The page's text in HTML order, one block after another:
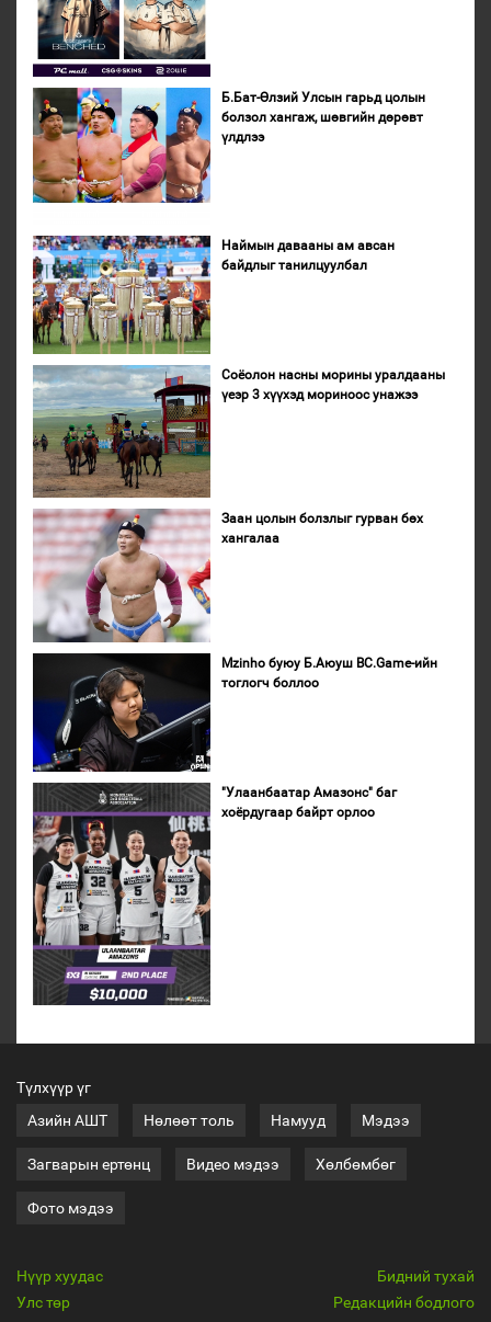
Б.Бат-Өлзий Улсын гарьд цолын
болзол хангаж, шөвгийн дөрөвт
үлдлээ
Наймын давааны ам авсан
байдлыг танилцуулбал
Соёолон насны морины уралдааны
үеэр 3 хүүхэд мориноос унажээ
Заан цолын болзлыг гурван бөх
хангалаа
Mzinho буюу Б.Аюуш BC.Game-ийн
тоглогч боллоо
"Улаанбаатар Амазонс" баг
хоёрдугаар байрт орлоо
Түлхүүр үг
Азийн АШТ
Нөлөөт толь Намууд Мэдээ
Загварын ертөнц Видео мэдээ Хөлбөмбөг
Фото мэдээ
Нүүр хуудас
Улс төр
Бидний тухай
Редакцийн бодлого